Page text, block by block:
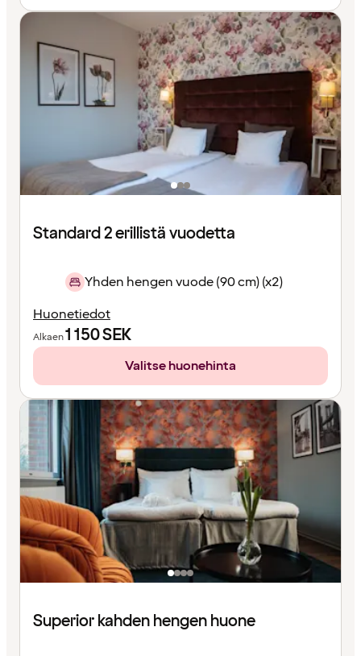
Standard 2 erillistä vuodetta
Yhden hengen vuode (90 cm) (x2)
Huonetiedot
Alkaen1 150SEK
Valitse huonehinta
Superior kahden hengen huone